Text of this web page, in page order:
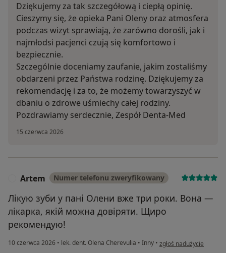
Dziękujemy za tak szczegółową i ciepłą opinię.
Cieszymy się, że opieka Pani Oleny oraz atmosfera
podczas wizyt sprawiają, że zarówno dorośli, jak i
najmłodsi pacjenci czują się komfortowo i
bezpiecznie.
Szczególnie doceniamy zaufanie, jakim zostaliśmy
obdarzeni przez Państwa rodzinę. Dziękujemy za
rekomendację i za to, że możemy towarzyszyć w
dbaniu o zdrowe uśmiechy całej rodziny.
Pozdrawiamy serdecznie, Zespół Denta-Med
15 czerwca 2026
Artem Numer telefonu zweryfikowany
Лікую зуби у пані Олени вже три роки. Вона —
лікарка, якій можна довіряти. Щиро
рекомендую!
10 czerwca 2026 • lek. dent. Olena Cherevulia • Inny • w opinii użytkownika
zgłoś nadużycie